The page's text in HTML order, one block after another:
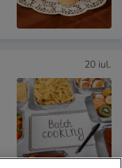
20 iul.